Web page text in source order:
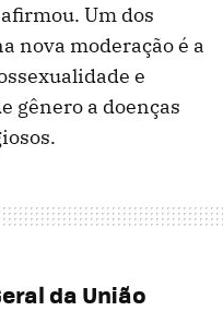
Um dos
nova moderação é a
e
gênero a doenças
da União